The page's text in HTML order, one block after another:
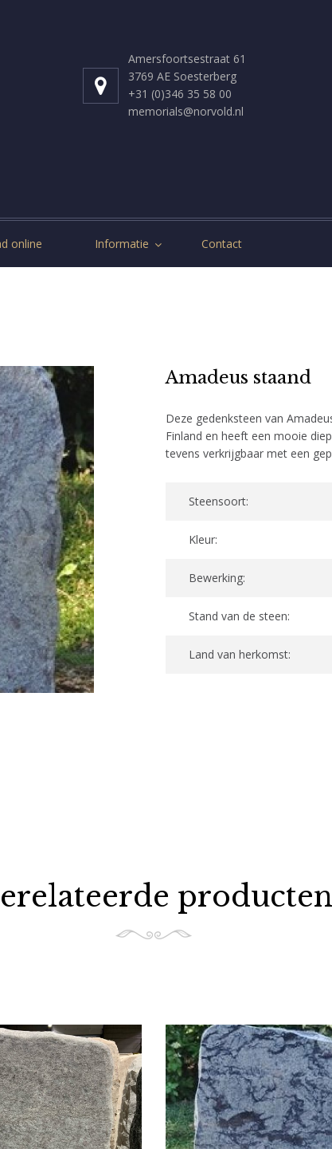
Amersfoortsestraat 61
3769 AE Soesterberg
+31 (0)346 35 58 00
memorials@norvold.nl
online Informatie Contact
Amadeus staand
Deze gedenksteen van
Finland en heeft een mooie
tevens verkrijgbaar met een
Steensoort:
Kleur:
Bewerking:
Stand van de steen:
Land van herkomst:
producten